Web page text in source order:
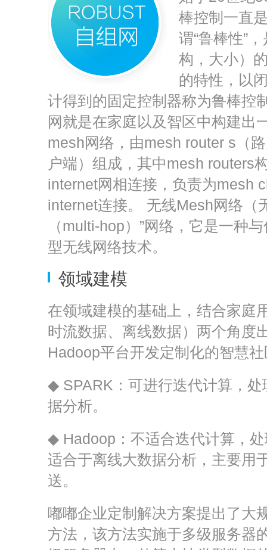
棒控制一直
谓“鲁棒性”
构，大小）
的特性，以
计得到的固定控制器称为鲁棒控
网就是在家庭以及智区中构建出
mesh网络，由mesh router s（
户端）组成，其中mesh routers
internet网相连接，负责为mesh
internet连接。 无线Mesh网络（
（multi-hop）”网络，它是一种
型无线网络技术。
领域建模
在领域建模的基础上，结合家庭
时流数据、离线数据）两个角度
Hadoop平台开发定制化的智慧
◆ SPARK：可进行迭代计算，
据分析。
◆ Hadoop：不适合迭代计算，
适合于离线大数据分析，主要用
送。
嘟嘟企业定制解决方案提出了大
方法，该方法实施于多级服务器